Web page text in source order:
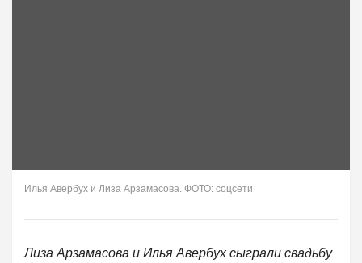
Илья Авербух и Лиза Арзамасова. ФОТО: соцсети
Лиза Арзамасова и Илья Авербух сыграли свадьбу